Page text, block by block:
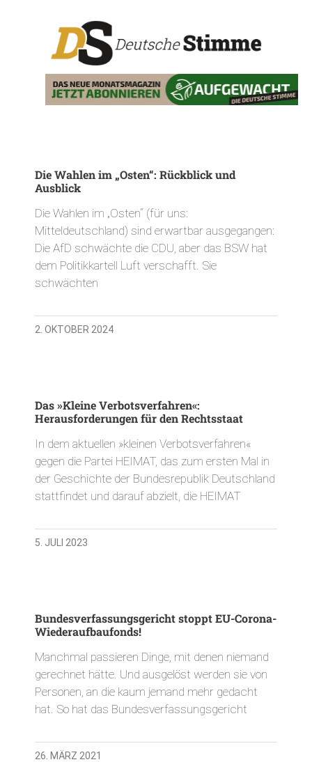
Die Wahlen im „Osten“: Rückblick und
Ausblick
Die Wahlen im „Osten“ (für uns:
Mitteldeutschland) sind erwartbar ausgegangen:
Die AfD schwächte die CDU, aber das BSW hat
dem Politikkartell Luft verschafft. Sie
schwächten
2. OKTOBER 2024
Das »Kleine Verbotsverfahren«:
Herausforderungen für den Rechtsstaat
In dem aktuellen »kleinen Verbotsverfahren«
gegen die Partei HEIMAT, das zum ersten Mal in
der Geschichte der Bundesrepublik Deutschland
stattfindet und darauf abzielt, die HEIMAT
5. JULI 2023
Bundesverfassungsgericht stoppt EU-Corona-
Wiederaufbaufonds!
Manchmal passieren Dinge, mit denen niemand
gerechnet hätte. Und ausgelöst werden sie von
Personen, an die kaum jemand mehr gedacht
hat. So hat das Bundesverfassungsgericht
26. MÄRZ 2021